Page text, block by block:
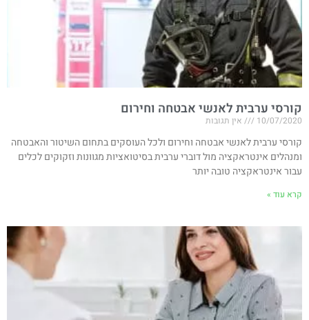
קורסי ערבית לאנשי אבטחה וחירום
10/07/2020 אין תגובות
קורסי ערבית לאנשי אבטחה וחירום ולכל העוסקים בתחום השיטור והאבטחה
ומנהלים אינטראקציה מול דוברי ערבית בסיטואציות מגוונות וזקוקים לכלים
עבור אינטראקציה טובה יותר
קרא עוד »